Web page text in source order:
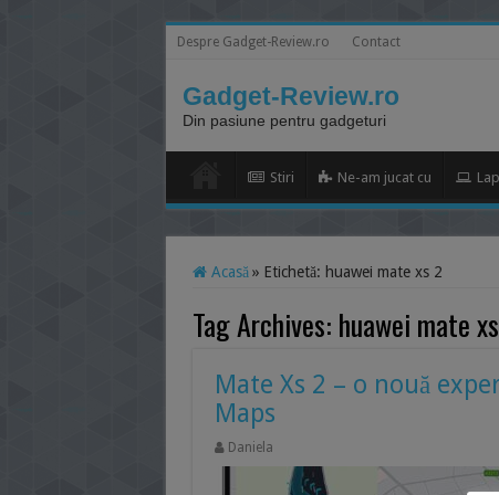
Despre Gadget-Review.ro Contact
Gadget-Review.ro
Din pasiune pentru gadgeturi
Stiri Ne-am jucat cu
Acasă » Etichetă: huawei mate xs 2
Tag Archives: huawei mate
Mate Xs 2 – o nouă
Maps
Daniela